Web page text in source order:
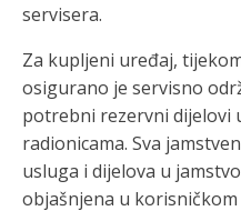
servisera.
Za kupljeni uređaj,
osigurano je servisno
potrebni rezervni dijelovi
radionicama. Sva
usluga i dijelova u
objašnjena u